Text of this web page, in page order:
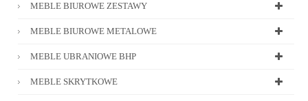
MEBLE BIUROWE ZESTAWY
MEBLE BIUROWE METALOWE
MEBLE UBRANIOWE BHP
MEBLE SKRYTKOWE